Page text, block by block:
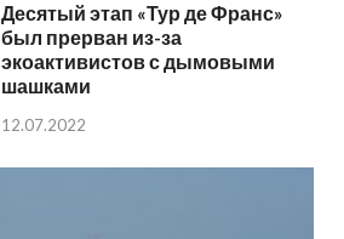
Десятый этап «Тур де Франс»
был прерван из-за
экоактивистов с дымовыми
шашками
12.07.2022